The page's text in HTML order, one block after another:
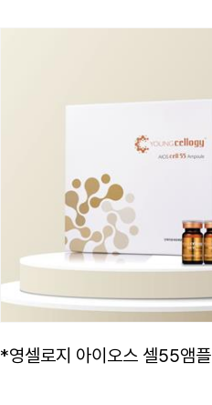
*영셀로지 아이오스 셀55앰플